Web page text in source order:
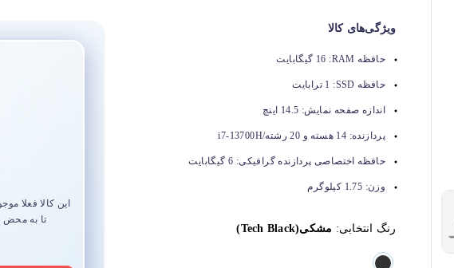
ویژگی‌های کالا
حافظه RAM: 16 گیگابایت
حافظه SSD: 1 ترابایت
اندازه صفحه نمایش: 14.5 اینچ
پردازنده: 14 هسته و 20 رشته/i7-13700H
حافظه اختصاصی پردازنده گرافیکی: 6 گیگابایت
وزن: 1.75 کیلوگرم
رنگ انتخابی: مشکی(Tech Black)
این کالا فعلا
تا به محض